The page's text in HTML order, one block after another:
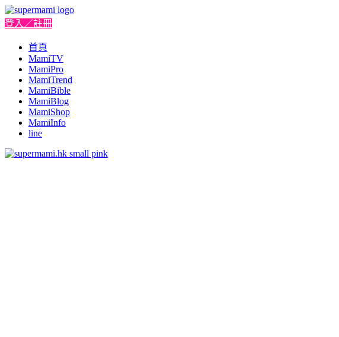
登入／註冊
首頁
MamiTV
MamiPro
MamiTrend
MamiBible
MamiBlog
MamiShop
MamiInfo
line